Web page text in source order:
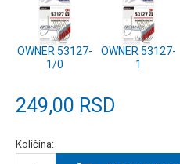
OWNER 53127-
1/0
OWNER 53127-
1
249,00 RSD
Količina: